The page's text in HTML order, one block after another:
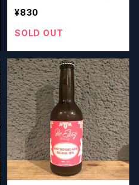
ラフトビール】
¥830
SOLD OUT